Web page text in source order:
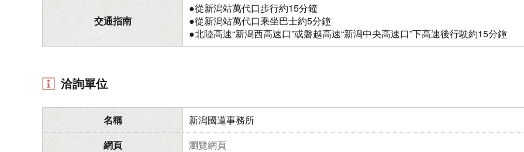
交通指南
●從新潟站萬代口步行約15分鐘
●從新潟站萬代口乘坐巴士約5分鐘
●北陸高速“新潟西高速口”或磐越高速“新潟中央高速口”下高速後行駛約15分鐘
洽詢單位
名稱
新潟國道事務所
網頁
瀏覽網頁